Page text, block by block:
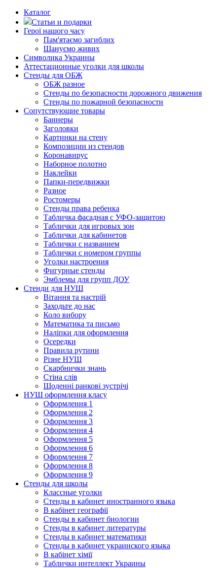
Каталог
Статьи и подарки
Герої нашого часу
Пам'ятаємо загиблих
Шануємо живих
Символика Украины
Аттестационные уголки для школы
Стенды для ОБЖ
ОБЖ разное
Стенды по безопасности дорожного движения
Стенды по пожарной безопасности
Сопутствующие товары
Баннеры
Заголовки
Картинки на стену
Композиции из стендов
Коронавирус
Наборное полотно
Наклейки
Папки-передвижки
Разное
Ростомеры
Стенды права ребенка
Табличка фасадная с УФО-защитою
Таблички для игровых зон
Таблички для кабинетов
Таблички с названием
Таблички с номером группы
Уголки настроения
Фигурные стенды
Эмблемы для групп ДОУ
Стенди для НУШ
Вітання та настрій
Заходьте до нас
Коло вибору
Математика та письмо
Наліпки для оформлення
Осередки
Правила рутини
Різне НУШ
Скарбнички знань
Стіна слів
Щоденні ранкові зустрічі
НУШ оформлення класу
Оформлення 1
Оформлення 2
Оформлення 3
Оформлення 4
Оформлення 5
Оформлення 6
Оформлення 7
Оформлення 8
Оформлення 9
Стенды для школы
Классные уголки
Стенды в кабинет иностранного языка
В кабінет географії
Стенды в кабинет биологии
Стенды в кабинет литературы
Стенды в кабинет математики
Стенды в кабинет украинского языка
В кабінет хімії
Таблички интеллект Украины